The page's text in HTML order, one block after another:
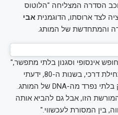
הסדרה המצליחה "הלוטוס
לצד ארוסתו, הדוגמנית אבי
והמתחדשת של המותג.
אינסופי וסגנון בלתי מתפשר,"
"כבר בתחילת דרכי, בשנות ה-80, ידעתי
שהאסתטיקה הימית תהיה חלק בלתי נפרד מה-DNA של המותג.
הזו, אבל גם להביא אותה